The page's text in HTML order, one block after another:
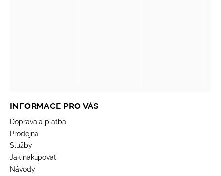
INFORMACE PRO VÁS
Doprava a platba
Prodejna
Služby
Jak nakupovat
Návody